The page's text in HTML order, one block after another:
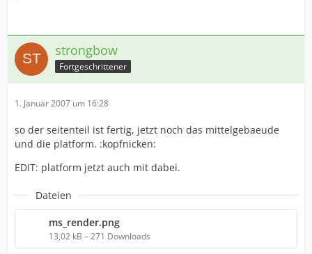
strongbow
Fortgeschrittener
1. Januar 2007 um 16:28
so der seitenteil ist fertig, jetzt noch das mittelgebaeude
und die platform. :kopfnicken:
EDIT: platform jetzt auch mit dabei.
Dateien
ms_render.png
13,02 kB – 271 Downloads